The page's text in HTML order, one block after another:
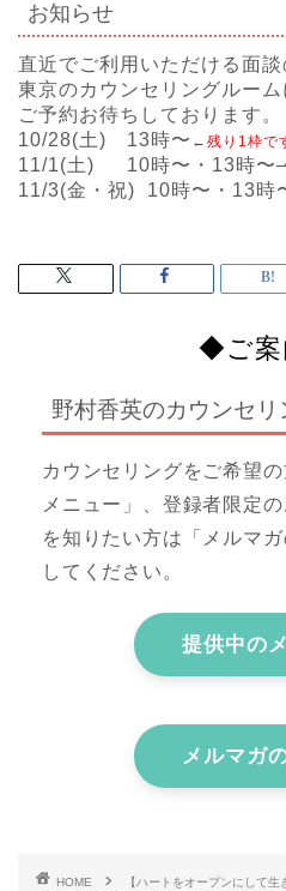
お知らせ
直近でご利用いただける面談
東京のカウンセリングルーム
ご予約お待ちしております。
10/28(土) 13時〜 ←残り1枠で
11/1(土) 10時〜・13時〜
11/3(金・祝) 10時〜・13時
◆ご
野村香英のカウンセリ
カウンセリングをご希望
メニュー」、登録者限定
を知りたい方は「メルマ
してください。
提供中の
メルマガ
HOME 【ハートをオープンにして生